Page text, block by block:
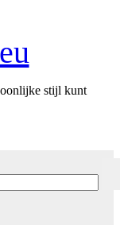
stijl kunt